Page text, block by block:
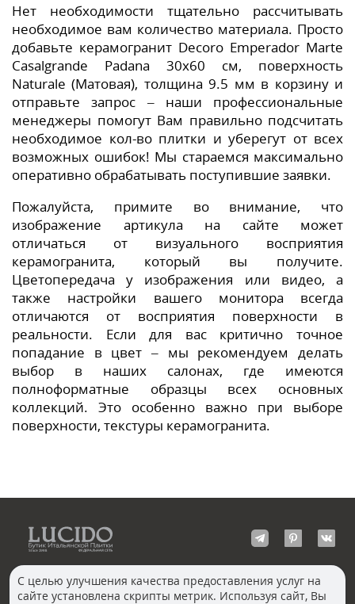
Нет необходимости тщательно рассчитывать
необходимое вам количество материала. Просто
добавьте керамогранит Decoro Emperador Marte
Casalgrande Padana 30x60 см, поверхность
Naturale (Матовая), толщина 9.5 мм в корзину и
отправьте запрос – наши профессиональные
менеджеры помогут Вам правильно подсчитать
необходимое кол-во плитки и уберегут от всех
возможных ошибок! Мы стараемся максимально
оперативно обрабатывать поступившие заявки.
Пожалуйста, примите во внимание, что
изображение артикула на сайте может
отличаться от визуального восприятия
керамогранита, который вы получите.
Цветопередача у изображения или видео, а
также настройки вашего монитора всегда
отличаются от восприятия поверхности в
реальности. Если для вас критично точное
попадание в цвет – мы рекомендуем делать
выбор в наших салонах, где имеются
полноформатные образцы всех основных
коллекций. Это особенно важно при выборе
поверхности, текстуры керамогранита.
С целью улучшения качества предоставления услуг на
сайте установлена скрипты метрик. Используя сайт, Вы